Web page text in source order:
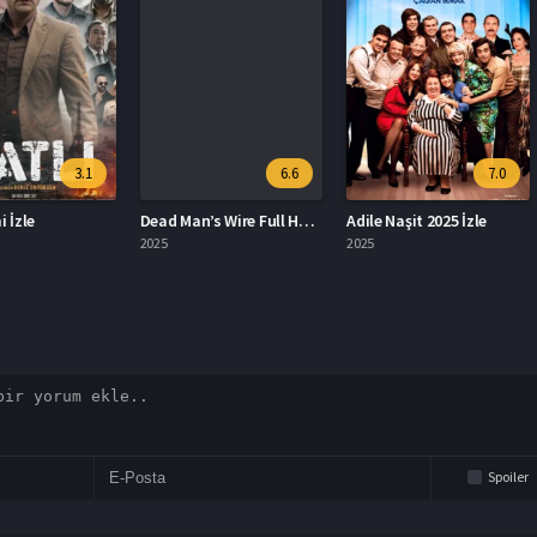
3.1
Dead Man’s Wire Full HD İzle
7.0
Adile Naşit 2025 İzle Akıl
Spoiler